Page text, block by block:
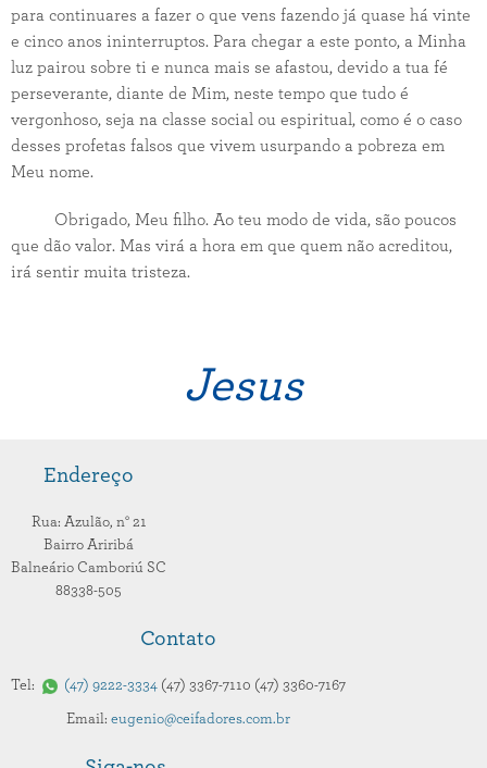
para continuares a fazer o que vens fazendo já quase há vinte
e cinco anos ininterruptos. Para chegar a este ponto, a Minha
luz pairou sobre ti e nunca mais se afastou, devido a tua fé
perseverante, diante de Mim, neste tempo que tudo é
vergonhoso, seja na classe social ou espiritual, como é o caso
desses profetas falsos que vivem usurpando a pobreza em
Meu nome.
Obrigado, Meu filho. Ao teu modo de vida, são poucos
que dão valor. Mas virá a hora em que quem não acreditou,
irá sentir muita tristeza.
Jesus
Endereço
Rua: Azulão, n° 21
Bairro Ariribá
Balneário Camboriú SC
88338-505
Contato
Tel: 47 9222-3334 47 3367-7110 47 3360-7167
Email: eugenio@ceifadores.com.br